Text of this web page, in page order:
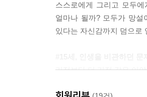
스스로에게 그리고 모두
얼마나 될까? 모두가 망
있다는 자신감까지 덤으로
기적보다 더 기적 같은 이